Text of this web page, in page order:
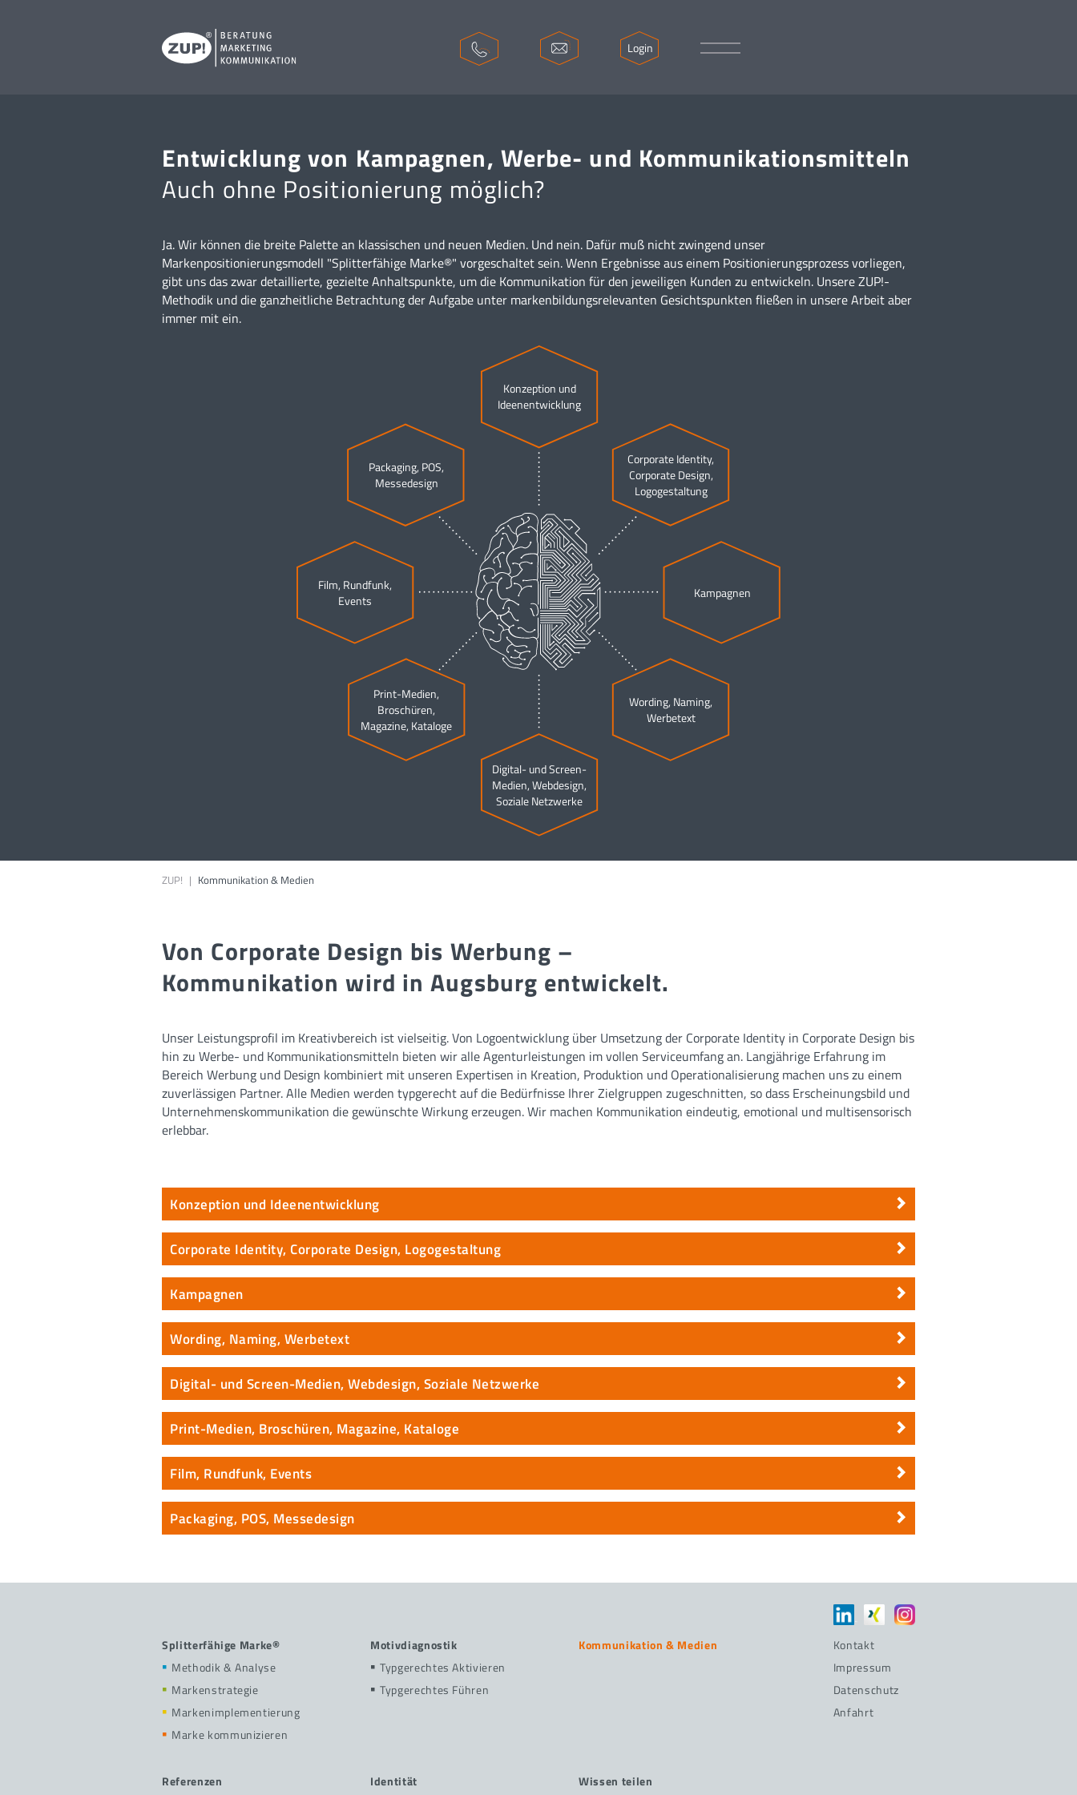
Login
Entwicklung von Kampagnen, Werbe- und Kommunikationsmitteln
Auch ohne Positionierung möglich?
Ja. Wir können die breite Palette an klassischen und neuen Medien. Und nein. Dafür muß nicht zwingend unser
Markenpositionierungsmodell "Splitterfähige Marke®" vorgeschaltet sein. Wenn Ergebnisse aus einem Positionierungsprozess vorliegen,
gibt uns das zwar detaillierte, gezielte Anhaltspunkte, um die Kommunikation für den jeweiligen Kunden zu entwickeln. Unsere ZUP!-
Methodik und die ganzheitliche Betrachtung der Aufgabe unter markenbildungsrelevanten Gesichtspunkten fließen in unsere Arbeit aber
immer mit ein.
Konzeption und
Ideenentwicklung
Corporate Identity,
Corporate Design,
Logogestaltung
Kampagnen
Wording, Naming,
Werbetext
Digital- und Screen-
Medien, Webdesign,
Soziale Netzwerke
Print-Medien,
Broschüren,
Magazine, Kataloge
Film, Rundfunk,
Events
Packaging, POS,
Messedesign
ZUP! | Kommunikation & Medien
Von Corporate Design bis Werbung –
Kommunikation wird in Augsburg entwickelt.
Unser Leistungsprofil im Kreativbereich ist vielseitig. Von Logoentwicklung über Umsetzung der Corporate Identity in Corporate Design bis
hin zu Werbe- und Kommunikationsmitteln bieten wir alle Agenturleistungen im vollen Serviceumfang an. Langjährige Erfahrung im
Bereich Werbung und Design kombiniert mit unseren Expertisen in Kreation, Produktion und Operationalisierung machen uns zu einem
zuverlässigen Partner. Alle Medien werden typgerecht auf die Bedürfnisse Ihrer Zielgruppen zugeschnitten, so dass Erscheinungsbild und
Unternehmenskommunikation die gewünschte Wirkung erzeugen. Wir machen Kommunikation eindeutig, emotional und multisensorisch
erlebbar.
Konzeption und Ideenentwicklung
Corporate Identity, Corporate Design, Logogestaltung
Kampagnen
Wording, Naming, Werbetext
Digital- und Screen-Medien, Webdesign, Soziale Netzwerke
Print-Medien, Broschüren, Magazine, Kataloge
Film, Rundfunk, Events
Packaging, POS, Messedesign
Splitterfähige Marke®
Methodik & Analyse
Markenstrategie
Markenimplementierung
Marke kommunizieren
Motivdiagnostik
Typgerechtes Aktivieren
Typgerechtes Führen
Kommunikation & Medien
Referenzen Identität Wissen teilen
Kontakt
Impressum
Datenschutz
Anfahrt